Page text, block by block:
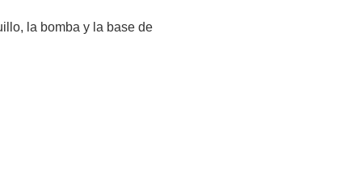
la bomba y la base de